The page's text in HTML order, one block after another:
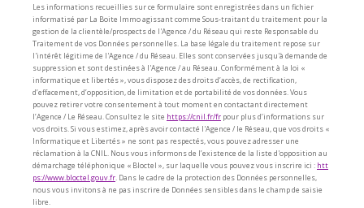
Les informations recueillies sur ce formulaire sont enregistrées dans un fichier
informatisé par La Boite Immo agissant comme Sous-traitant du traitement pour la
gestion de la clientèle/prospects de l'Agence / du Réseau qui reste Responsable du
Traitement de vos Données personnelles. La base légale du traitement repose sur
l'intérêt légitime de l'Agence / du Réseau. Elles sont conservées jusqu'à demande de
suppression et sont destinées à l'Agence / au Réseau. Conformément à la loi «
informatique et libertés », vous disposez des droits d’accès, de rectification,
d’effacement, d’opposition, de limitation et de portabilité de vos données. Vous
pouvez retirer votre consentement à tout moment en contactant directement
l’Agence / Le Réseau. Consultez le site https://cnil.fr/fr pour plus d’informations sur
vos droits. Si vous estimez, après avoir contacté l'Agence / le Réseau, que vos droits «
Informatique et Libertés » ne sont pas respectés, vous pouvez adresser une
réclamation à la CNIL. Nous vous informons de l’existence de la liste d'opposition au
démarchage téléphonique « Bloctel », sur laquelle vous pouvez vous inscrire ici : htt
ps://www.bloctel.gouv.fr . Dans le cadre de la protection des Données personnelles,
nous vous invitons à ne pas inscrire de Données sensibles dans le champ de saisie
libre.